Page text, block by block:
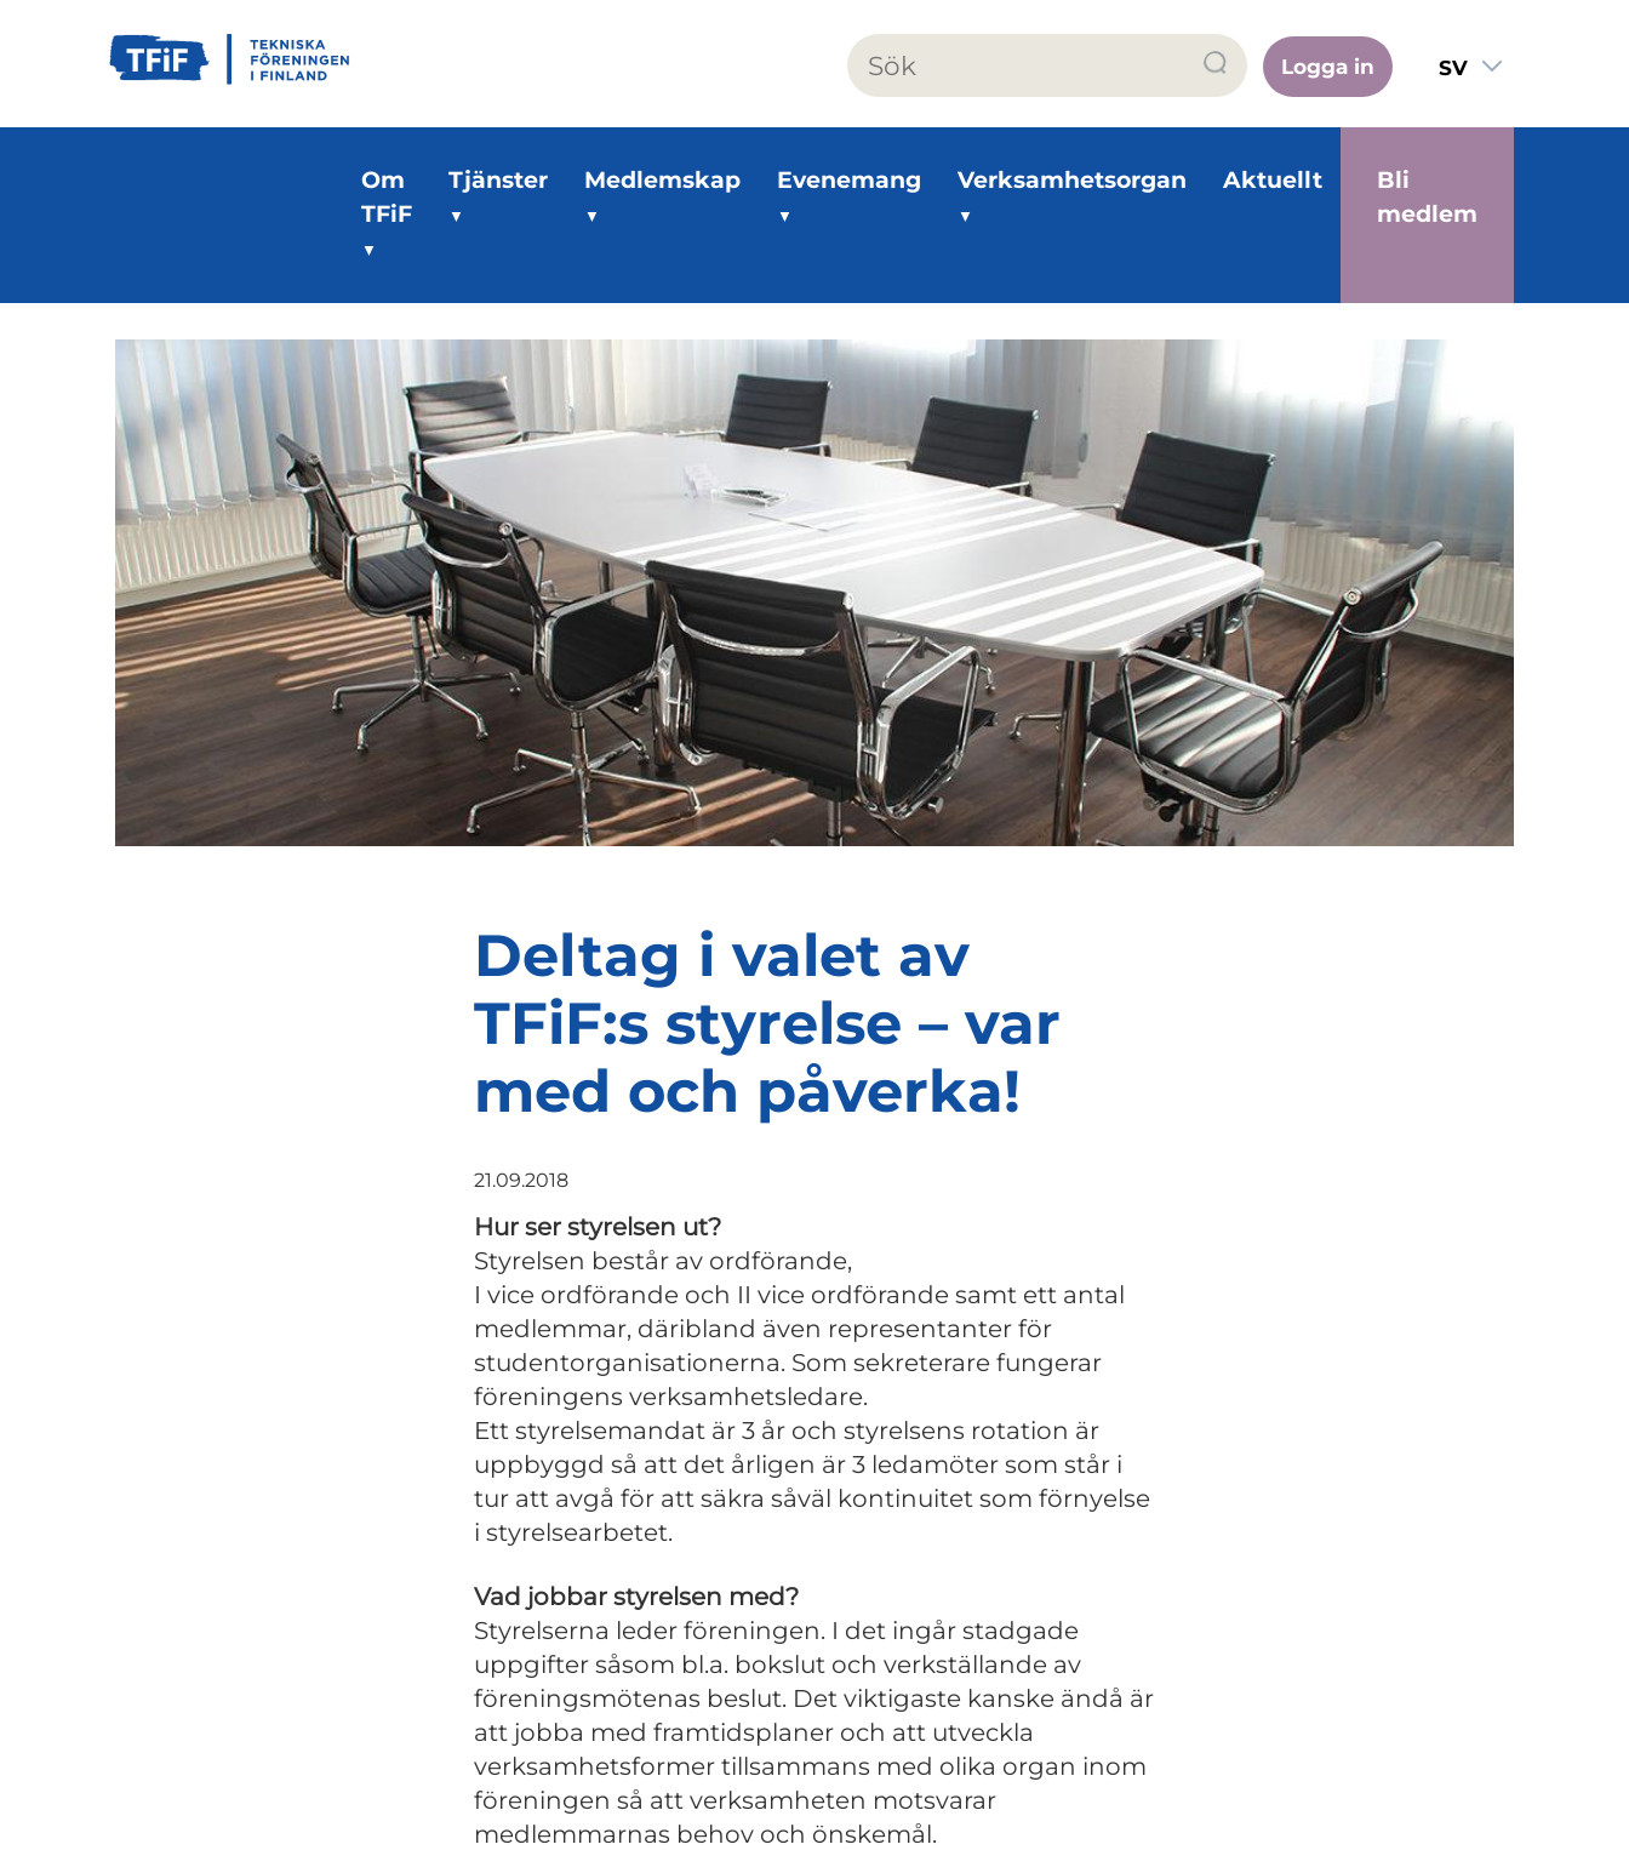
Logga in
SV
Om
TFiF
Tjänster Medlemskap Evenemang Verksamhetsorgan Aktuellt
Bli
medlem
Deltag i valet av
TFiF:s styrelse – var
med och påverka!
21.09.2018
Hur ser styrelsen ut?
Styrelsen består av ordförande,
I vice ordförande och II vice ordförande samt ett antal
medlemmar, däribland även representanter för
studentorganisationerna. Som sekreterare fungerar
föreningens verksamhetsledare.
Ett styrelsemandat är 3 år och styrelsens rotation är
uppbyggd så att det årligen är 3 ledamöter som står i
tur att avgå för att säkra såväl kontinuitet som förnyelse
i styrelsearbetet.
Vad jobbar styrelsen med?
Styrelserna leder föreningen. I det ingår stadgade
uppgifter såsom bl.a. bokslut och verkställande av
föreningsmötenas beslut. Det viktigaste kanske ändå är
att jobba med framtidsplaner och att utveckla
verksamhetsformer tillsammans med olika organ inom
föreningen så att verksamheten motsvarar
medlemmarnas behov och önskemål.